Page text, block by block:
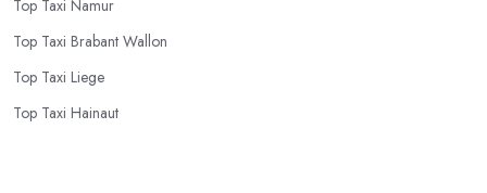
Top Taxi Namur
Top Taxi Brabant Wallon
Top Taxi Liege
Top Taxi Hainaut